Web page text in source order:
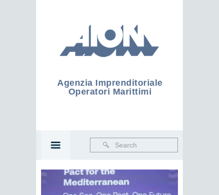
Agenzia Imprenditoriale
Operatori Marittimi